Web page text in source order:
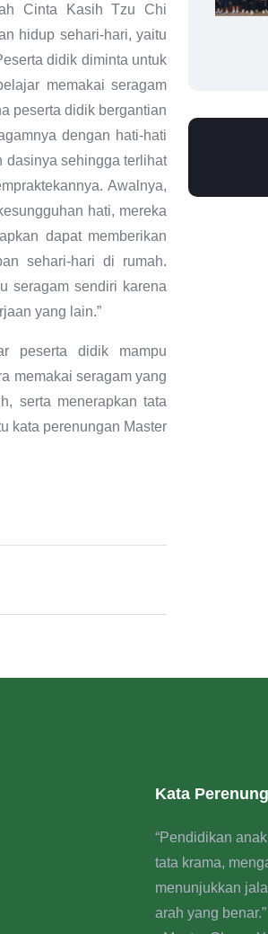
Cinta Kasih Tzu Chi
hidup sehari-hari, yaitu
didik diminta untuk
memakai seragam
peserta didik bergantian
dengan hati-hati
dasinya sehingga terlihat
Awalnya,
hati, mereka
dapat memberikan
sehari-hari di rumah.
seragam sendiri karena
yang lain.”
peserta didik mampu
memakai seragam yang
serta menerapkan tata
kata perenungan Master
Kata
“Pendidikan
tata krama,
menunjukkan
arah yang benar.”